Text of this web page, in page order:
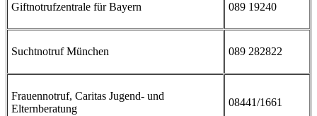
Giftnotrufzentrale für Bayern 089 19240
Suchtnotruf München 089 282822
Frauennotruf, Caritas Jugend- und
Elternberatung
08441/1661